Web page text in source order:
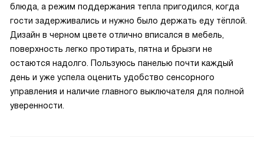
блюда, а режим поддержания тепла пригодился, когда
гости задерживались и нужно было держать еду тёплой.
Дизайн в черном цвете отлично вписался в мебель,
поверхность легко протирать, пятна и брызги не
остаются надолго. Пользуюсь панелью почти каждый
день и уже успела оценить удобство сенсорного
управления и наличие главного выключателя для полной
уверенности.